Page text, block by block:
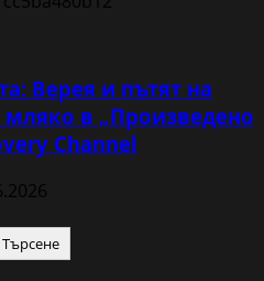
Верея и пътят на
в „Произведено
Channel
Търсене